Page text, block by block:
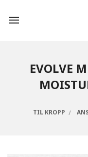
innholdet
EVOLVE
TIL KROPP